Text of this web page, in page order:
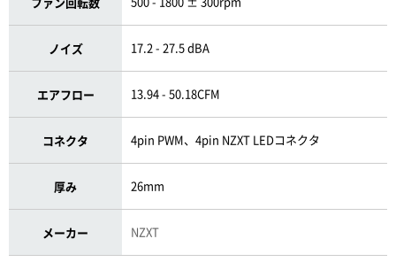
ノイズ 17.2 - 27.5 dBA
エアフロー 13.94 - 50.18CFM
コネクタ 4pin PWM、4pin NZXT LEDコネクタ
厚み 26mm
メーカー NZXT